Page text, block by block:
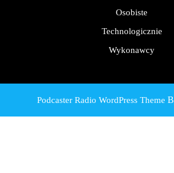
Osobiste
Technologicznie
Wykonawcy
Podcaster Radio WordPress Theme